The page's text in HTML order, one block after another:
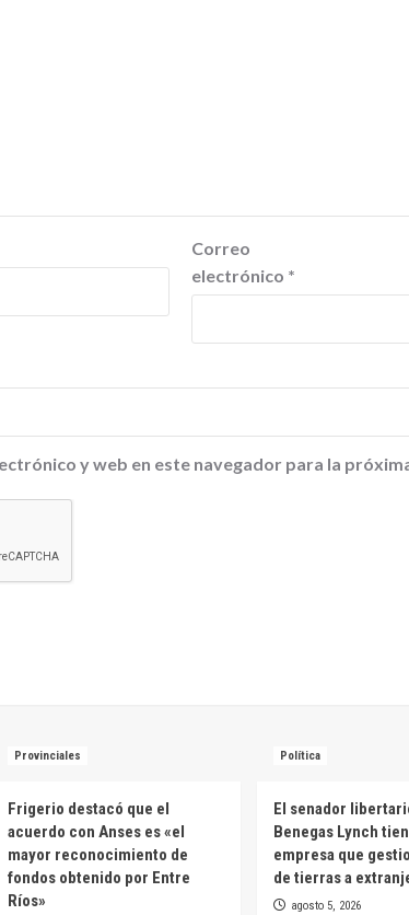
Correo
electrónico *
y web en este navegador para la
Provinciales
Frigerio destacó que el
acuerdo con Anses es «el
mayor reconocimiento de
fondos obtenido por Entre
Ríos»
Política
El senador
Benegas Lynch
empresa que
de tierras a
agosto 5, 2026